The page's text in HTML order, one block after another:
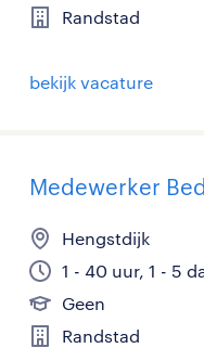
Randstad
bekijk vacature
Medewerker
Hengstdijk
1 - 40 uur, 1 - 5
Geen
Randstad